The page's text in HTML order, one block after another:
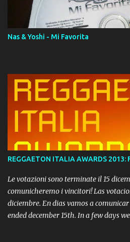
Momento!
Nas & Yoshi - Mi Favorita
REGGAETON ITALIA AWARDS
Le votazioni sono terminate il 15
comunicheremo i vincitori! Las
diciembre. En dias vamos a
ended december 15th. In a few days